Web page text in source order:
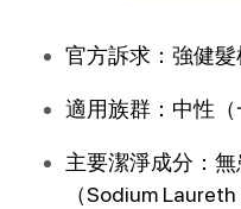
官方訴求：強健
適用族群：中性
主要潔淨成分：
（Sodium Laureth